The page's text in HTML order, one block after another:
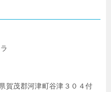
賀茂郡河津町谷津３０４付